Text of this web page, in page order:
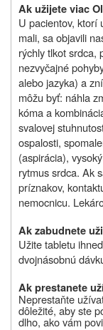
Ak užijete viac
U pacientov, ktorí
mali, sa objavili
rýchly tlkot srdca,
nezvyčajné
alebo jazyka) a
môžu byť: náhla
kóma a
svalovej
ospalosti,
(aspirácia),
rytmus srdca. Ak
príznakov,
nemocnicu.
Ak zabudnete
Užite tabletu
dvojnásobnú
Ak prestanete
Neprestaňte
dôležité, aby ste
dlho, ako vám